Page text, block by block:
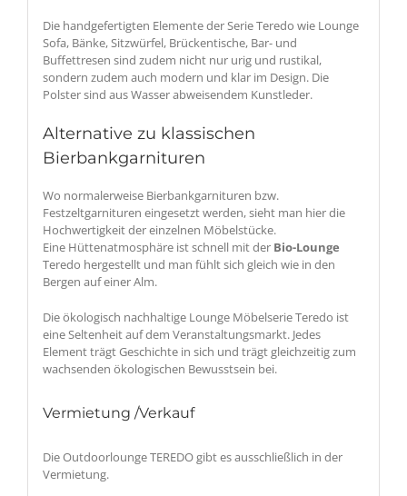
Die handgefertigten Elemente der Serie Teredo wie Lounge
Sofa, Bänke, Sitzwürfel, Brückentische, Bar- und
Buffettresen sind zudem nicht nur urig und rustikal,
sondern zudem auch modern und klar im Design. Die
Polster sind aus Wasser abweisendem Kunstleder.
Alternative zu klassischen
Bierbankgarnituren
Wo normalerweise Bierbankgarnituren bzw.
Festzeltgarnituren eingesetzt werden, sieht man hier die
Hochwertigkeit der einzelnen Möbelstücke.
Eine Hüttenatmosphäre ist schnell mit der Bio-Lounge
Teredo hergestellt und man fühlt sich gleich wie in den
Bergen auf einer Alm.
Die ökologisch nachhaltige Lounge Möbelserie Teredo ist
eine Seltenheit auf dem Veranstaltungsmarkt. Jedes
Element trägt Geschichte in sich und trägt gleichzeitig zum
wachsenden ökologischen Bewusstsein bei.
Vermietung /Verkauf
Die Outdoorlounge TEREDO gibt es ausschließlich in der
Vermietung.